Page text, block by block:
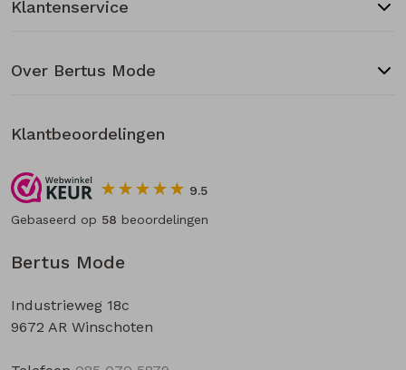
Bertus Mode
Industrieweg 18c
9672 AR Winschoten
Klantenservice
Over Bertus Mode
Klantbeoordelingen
9.5
Gebaseerd op 58 beoordelingen